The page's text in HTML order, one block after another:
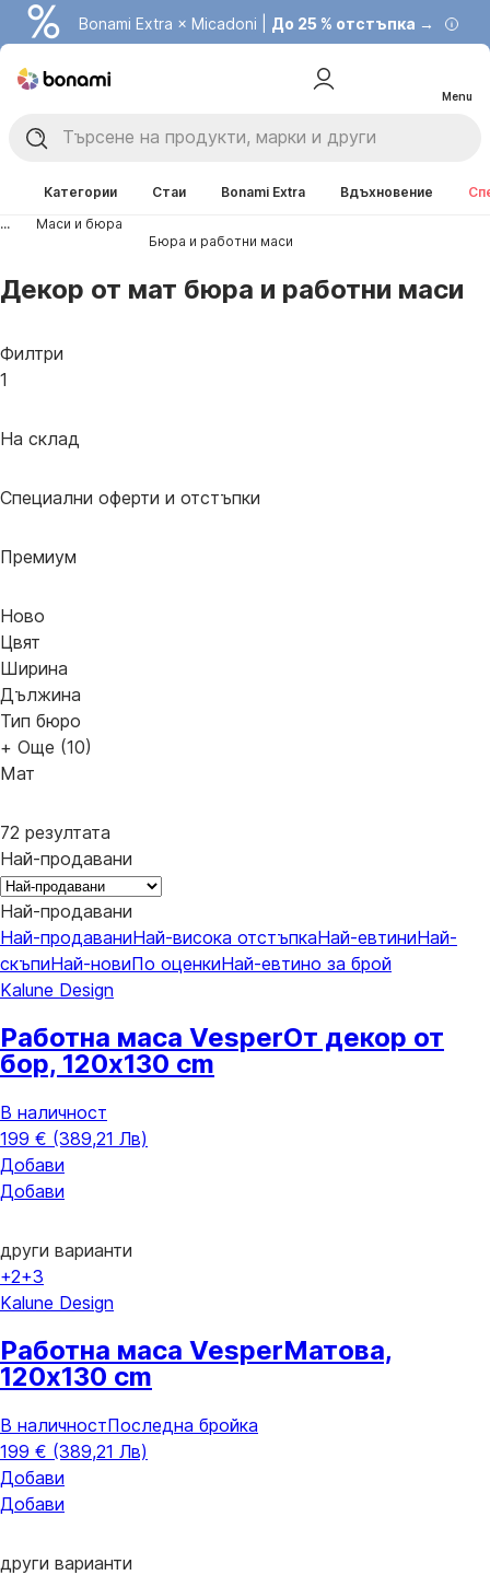
Bonami Extra × Micadoni | До 25 % отстъпка →
Menu
Категории Стаи Bonami Extra Вдъхновение
...
Маси и бюра
Бюра и работни маси
Декор от мат бюра и работни маси
Филтри
1
На склад
Специални оферти и отстъпки
Премиум
Новo
Цвят
Ширина
Дължина
Тип бюро
+ Още (10)
Мат
72 резултата
Най-продавани
Най-продавани
Най-продаваниНай-висока отстъпкаНай-евтиниНай-
скъпиНай-новиПо оценкиНай-евтино за брой
Kalune Design
Работна маса VesperОт декор от
бор, 120x130 cm
В наличност
199 € (389,21 Лв)
Добави
Добави
други варианти
+2+3
Kalune Design
Работна маса VesperМатова,
120x130 cm
В наличностПоследна бройка
199 € (389,21 Лв)
Добави
Добави
други варианти